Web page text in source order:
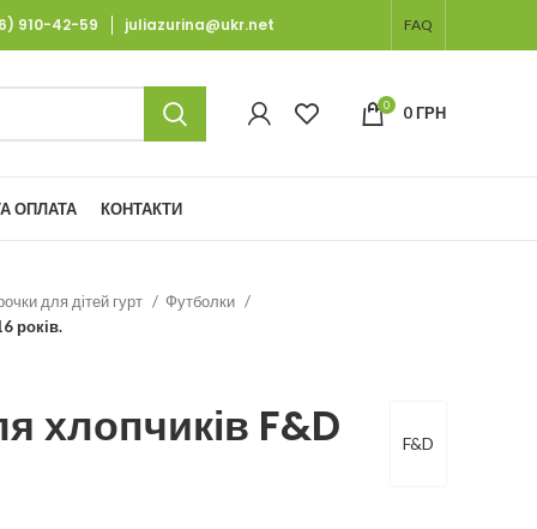
910-42-59 juliazurina@ukr.net FAQ
0 0ГРН
ОПЛАТА КОНТАКТИ
для дітей гурт
Футболки
років.
F&D
хлопчиків F&D